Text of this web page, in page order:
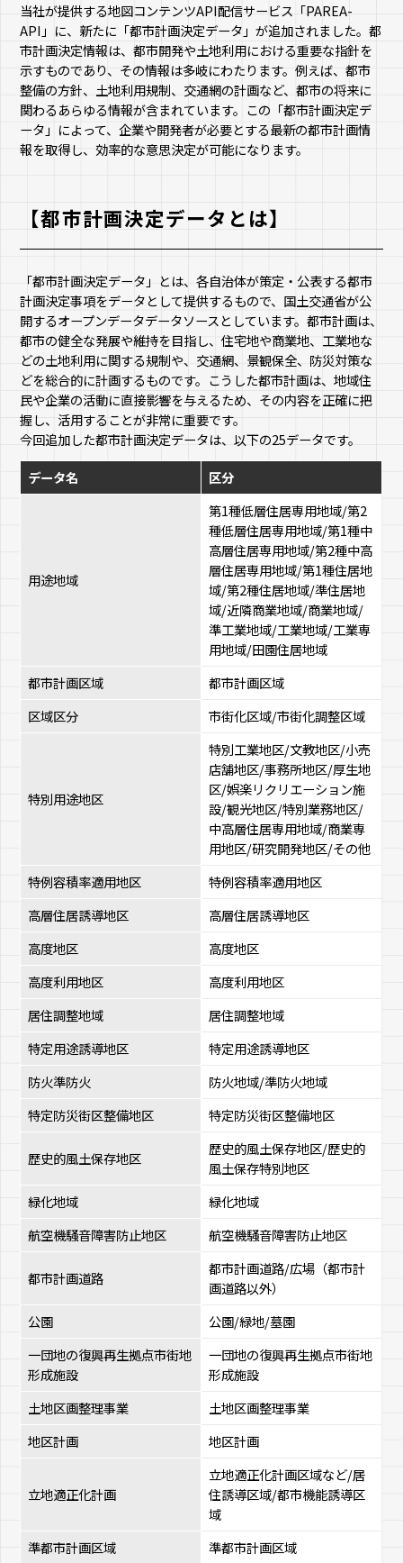
当社が提供する地図コンテンツAPI配信サービス「PAREA-
API」に、新たに「都市計画決定データ」が追加されました。都
市計画決定情報は、都市開発や土地利用における重要な指針を
示すものであり、その情報は多岐にわたります。例えば、都市
整備の方針、土地利用規制、交通網の計画など、都市の将来に
関わるあらゆる情報が含まれています。この「都市計画決定デ
ータ」によって、企業や開発者が必要とする最新の都市計画情
報を取得し、効率的な意思決定が可能になります。
【都市計画決定データとは】
「都市計画決定データ」とは、各自治体が策定・公表する都市
計画決定事項をデータとして提供するもので、国土交通省が公
開するオープンデータデータソースとしています。都市計画は、
都市の健全な発展や維持を目指し、住宅地や商業地、工業地な
どの土地利用に関する規制や、交通網、景観保全、防災対策な
どを総合的に計画するものです。こうした都市計画は、地域住
民や企業の活動に直接影響を与えるため、その内容を正確に把
握し、活用することが非常に重要です。
今回追加した都市計画決定データは、以下の25データです。
データ名
区分
用途地域
第1種低層住居専用地域/第2
種低層住居専用地域/第1種中
高層住居専用地域/第2種中高
層住居専用地域/第1種住居地
域/第2種住居地域/準住居地
域/近隣商業地域/商業地域/
準工業地域/工業地域/工業専
用地域/田園住居地域
都市計画区域
都市計画区域
区域区分
市街化区域/市街化調整区域
特別用途地区
特別工業地区/文教地区/小売
店舗地区/事務所地区/厚生地
区/娯楽リクリエーション施
設/観光地区/特別業務地区/
中高層住居専用地域/商業専
用地区/研究開発地区/その他
特例容積率適用地区
特例容積率適用地区
高層住居誘導地区
高層住居誘導地区
高度地区
高度地区
高度利用地区
高度利用地区
居住調整地域
居住調整地域
特定用途誘導地区
特定用途誘導地区
防火準防火
防火地域/準防火地域
特定防災街区整備地区
特定防災街区整備地区
歴史的風土保存地区
歴史的風土保存地区/歴史的
風土保存特別地区
緑化地域
緑化地域
航空機騒音障害防止地区
航空機騒音障害防止地区
都市計画道路
都市計画道路/広場（都市計
画道路以外）
公園
公園/緑地/墓園
一団地の復興再生拠点市街地
形成施設
一団地の復興再生拠点市街地
形成施設
土地区画整理事業
土地区画整理事業
地区計画
地区計画
立地適正化計画
立地適正化計画区域など/居
住誘導区域/都市機能誘導区
域
準都市計画区域
準都市計画区域